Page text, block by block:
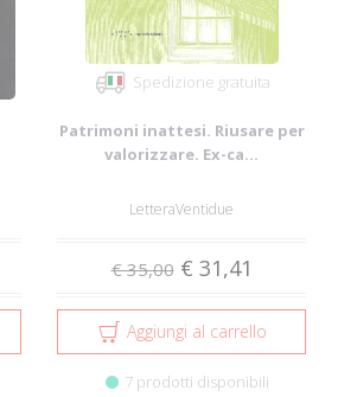
Spedizione gratuita
Patrimoni inattesi. Riusare per
valorizzare. Ex-ca...
LetteraVentidue
€ 35,00 € 31,41
Aggiungi al carrello
7 prodotti disponibili